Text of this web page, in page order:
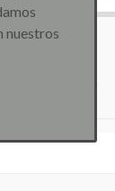
especialista
nuestros